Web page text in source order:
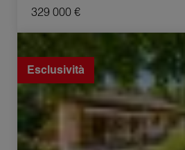
329 000 €
Vendita Casa La Balme-de-Sillingy
Esclusività